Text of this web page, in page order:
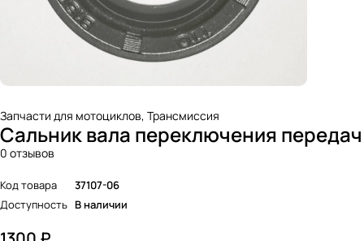
Запчасти для мотоциклов, Трансмиссия
Сальник вала переключения передач
0 отзывов
Код товара
37107-06
Доступность В наличии